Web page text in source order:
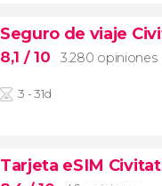
Seguro de viaje
8,1 / 10 3.280 opiniones
3 - 31d
Tarjeta eSIM